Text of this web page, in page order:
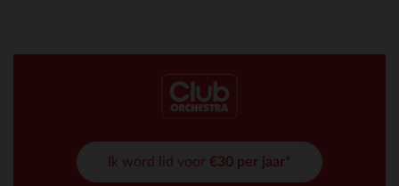
Ik word lid voor €30 per jaar*